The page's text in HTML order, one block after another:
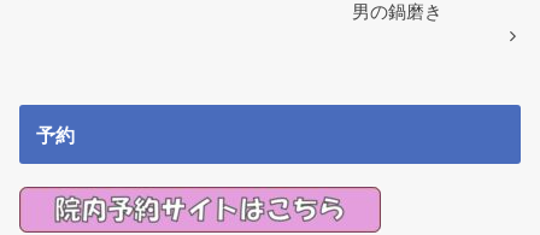
男の鍋磨き
予約